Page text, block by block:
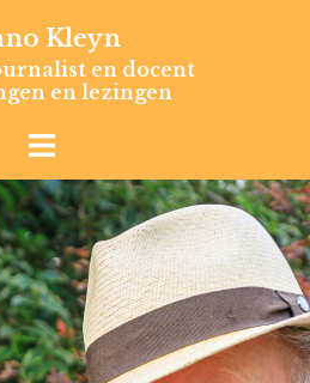
Kleyn
en docent
en lezingen